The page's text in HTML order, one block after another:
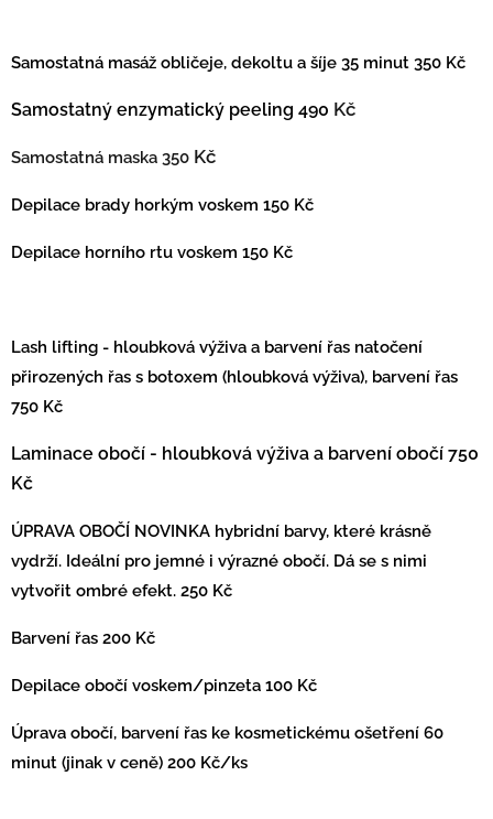
Samostatná masáž obličeje, dekoltu a šíje 35 minut 350 Kč
Samostatný enzymatický peeling 490 Kč
Samostatná maska 350 Kč
Depilace brady horkým voskem 150 Kč
Depilace horního rtu voskem 150 Kč
Lash lifting - hloubková výživa a barvení řas natočení
přirozených řas s botoxem (hloubková výživa), barvení řas
750 Kč
Laminace obočí - hloubková výživa a barvení obočí 750
Kč
ÚPRAVA OBOČÍ NOVINKA hybridní barvy, které krásně
vydrží. Ideální pro jemné i výrazné obočí. Dá se s nimi
vytvořit ombré efekt. 250 Kč
Barvení řas 200 Kč
Depilace obočí voskem/pinzeta 100 Kč
Úprava obočí, barvení řas ke kosmetickému ošetření 60
minut (jinak v ceně) 200 Kč/ks